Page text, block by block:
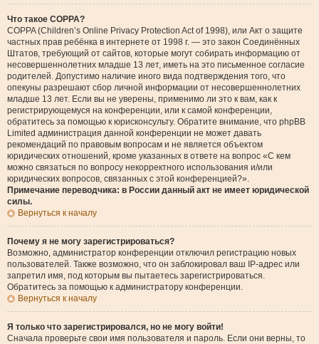
Что такое COPPA?
COPPA (Children’s Online Privacy Protection Act of 1998), или Акт о защите
частных прав ребёнка в интернете от 1998 г. — это закон Соединённых
Штатов, требующий от сайтов, которые могут собирать информацию от
несовершеннолетних младше 13 лет, иметь на это письменное согласие
родителей. Допустимо наличие иного вида подтверждения того, что
опекуны разрешают сбор личной информации от несовершеннолетних
младше 13 лет. Если вы не уверены, применимо ли это к вам, как к
регистрирующемуся на конференции, или к самой конференции,
обратитесь за помощью к юрисконсульту. Обратите внимание, что phpBB
Limited администрация данной конференции не может давать
рекомендаций по правовым вопросам и не является объектом
юридических отношений, кроме указанных в ответе на вопрос «С кем
можно связаться по вопросу некорректного использования и/или
юридических вопросов, связанных с этой конференцией?».
Примечание переводчика: в России данный акт не имеет юридической
силы.
Вернуться к началу
Почему я не могу зарегистрироваться?
Возможно, администратор конференции отключил регистрацию новых
пользователей. Также возможно, что он заблокировал ваш IP-адрес или
запретил имя, под которым вы пытаетесь зарегистрироваться.
Обратитесь за помощью к администратору конференции.
Вернуться к началу
Я только что зарегистрировался, но не могу войти!
Сначала проверьте свои имя пользователя и пароль. Если они верны, то